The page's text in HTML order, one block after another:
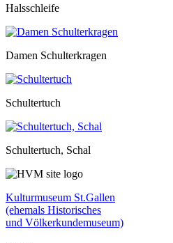
Halsschleife
Damen Schulterkragen
Schultertuch
Schultertuch, Schal
Kulturmuseum St.Gallen
(ehemals Historisches
und Völkerkundemuseum)